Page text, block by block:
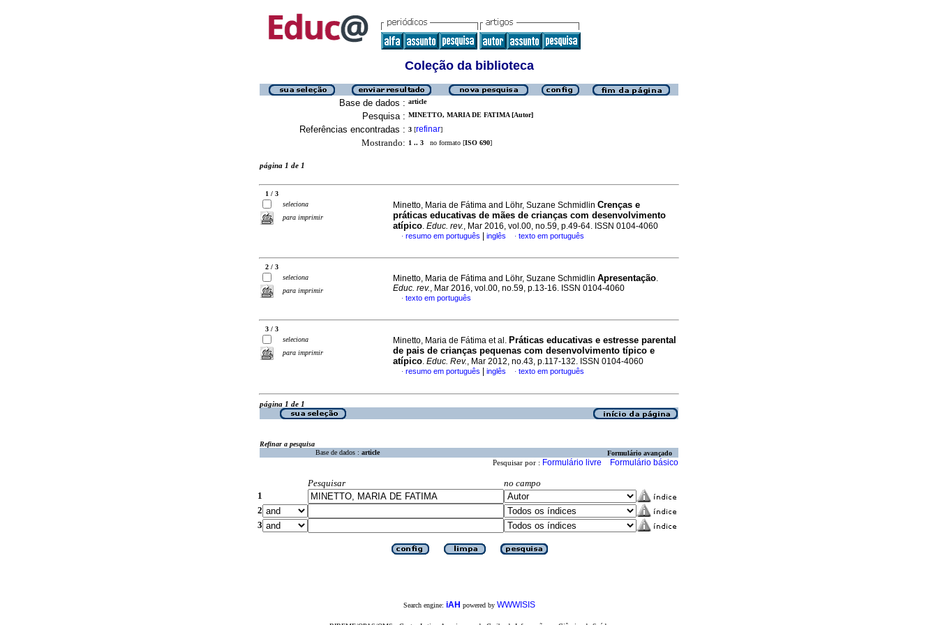
Coleção da biblioteca
Base de dados : article
Pesquisa : MINETTO, MARIA DE FATIMA [Autor]
Referências encontradas : 3 [refinar]
Mostrando: 1 .. 3 no formato [ISO 690]
página 1 de 1
1 / 3
seleciona
para imprimir
Minetto, Maria de Fátima and Löhr, Suzane Schmidlin Crenças e
práticas educativas de mães de crianças com desenvolvimento
atípico. Educ. rev., Mar 2016, vol.00, no.59, p.49-64. ISSN 0104-4060
· resumo em português inglês · texto em português
2 / 3
seleciona
para imprimir
Minetto, Maria de Fátima and Löhr, Suzane Schmidlin Apresentação.
Educ. rev., Mar 2016, vol.00, no.59, p.13-16. ISSN 0104-4060
· texto em português
3 / 3
seleciona
para imprimir
Minetto, Maria de Fátima et al. Práticas educativas e estresse parental
de pais de crianças pequenas com desenvolvimento típico e
atípico. Educ. Rev., Mar 2012, no.43, p.117-132. ISSN 0104-4060
· resumo em português inglês · texto em português
página 1 de 1
Refinar a pesquisa
Base de dados : article Formulário avançado
Pesquisar por : Formulário livre Formulário básico
Pesquisar
no campo
1
2
3
Search engine: iAH powered by WWWISIS